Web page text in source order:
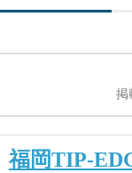
掲
福岡TIP-